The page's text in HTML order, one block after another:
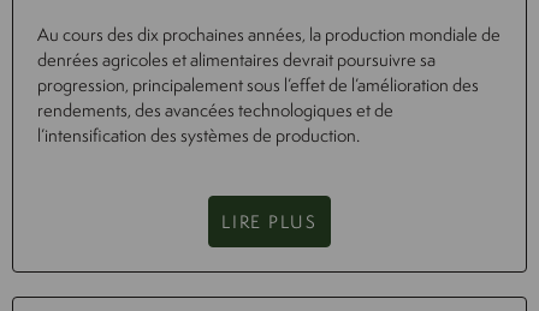
Au cours des dix prochaines années, la production mondiale de
denrées agricoles et alimentaires devrait poursuivre sa
progression, principalement sous l’effet de l’amélioration des
rendements, des avancées technologiques et de
l’intensification des systèmes de production.
LIRE PLUS